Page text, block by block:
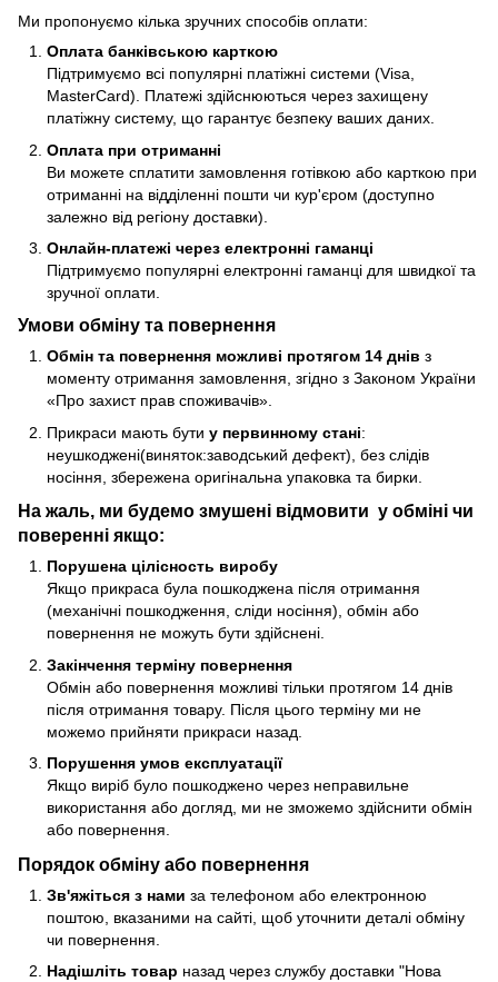
Ми пропонуємо кілька зручних способів оплати:
Оплата банківською карткою
Підтримуємо всі популярні платіжні системи (Visa,
MasterCard). Платежі здійснюються через захищену
платіжну систему, що гарантує безпеку ваших даних.
Оплата при отриманні
Ви можете сплатити замовлення готівкою або карткою при
отриманні на відділенні пошти чи кур'єром (доступно
залежно від регіону доставки).
Онлайн-платежі через електронні гаманці
Підтримуємо популярні електронні гаманці для швидкої та
зручної оплати.
Умови обміну та повернення
Обмін та повернення можливі протягом 14 днів з
моменту отримання замовлення, згідно з Законом України
«Про захист прав споживачів».
Прикраси мають бути у первинному стані:
неушкоджені(виняток:заводський дефект), без слідів
носіння, збережена оригінальна упаковка та бирки.
На жаль, ми будемо змушені відмовити у обміні чи
поверенні якщо:
Порушена цілісность виробу
Якщо прикраса була пошкоджена після отримання
(механічні пошкодження, сліди носіння), обмін або
повернення не можуть бути здійснені.
Закінчення терміну повернення
Обмін або повернення можливі тільки протягом 14 днів
після отримання товару. Після цього терміну ми не
можемо прийняти прикраси назад.
Порушення умов експлуатації
Якщо виріб було пошкоджено через неправильне
використання або догляд, ми не зможемо здійснити обмін
або повернення.
Порядок обміну або повернення
Зв'яжіться з нами за телефоном або електронною
поштою, вказаними на сайті, щоб уточнити деталі обміну
чи повернення.
Надішліть товар назад через службу доставки "Нова